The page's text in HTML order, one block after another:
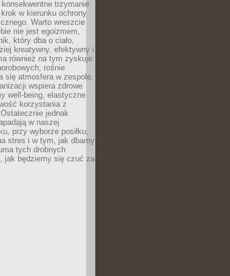
trzymanie
w kierunku ochrony
Warto wreszcie
nie jest egoizmem,
który dba o ciało,
kreatywny, efektywny i
również na tym zyskuje:
rośnie
się atmosfera w zespole.
wspiera zdrowe
well-being, elastyczne
korzystania z
jednak
w naszej
przy wyborze posiłku,
stres i w tym, jak dbamy
tych drobnych
jak będziemy się czuć za